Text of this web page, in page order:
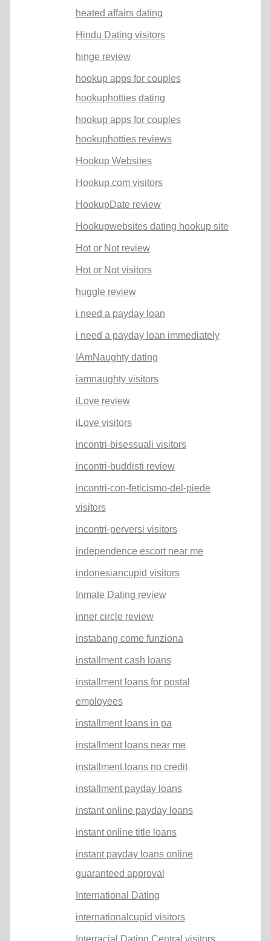
heated affairs dating
Hindu Dating visitors
hinge review
hookup apps for couples
hookuphotties dating
hookup apps for couples
hookuphotties reviews
Hookup Websites
Hookup.com visitors
HookupDate review
Hookupwebsites dating hookup site
Hot or Not review
Hot or Not visitors
huggle review
i need a payday loan
i need a payday loan immediately
IAmNaughty dating
iamnaughty visitors
iLove review
iLove visitors
incontri-bisessuali visitors
incontri-buddisti review
incontri-con-feticismo-del-piede
visitors
incontri-perversi visitors
independence escort near me
indonesiancupid visitors
Inmate Dating review
inner circle review
instabang come funziona
installment cash loans
installment loans for postal
employees
installment loans in pa
installment loans near me
installment loans no credit
installment payday loans
instant online payday loans
instant online title loans
instant payday loans online
guaranteed approval
International Dating
internationalcupid visitors
Interracial Dating Central visitors